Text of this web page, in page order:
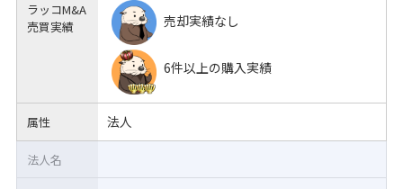
ラッコM&A
売買実績
売却実績なし
6件以上の購入実績
属性 法人
法人名